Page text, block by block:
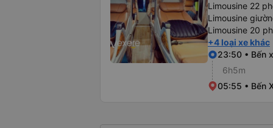
Limousine 22
Limousine
Limousine 20
+4 loại xe khác
23:50 • Bến
6h5m
05:55 • Bến